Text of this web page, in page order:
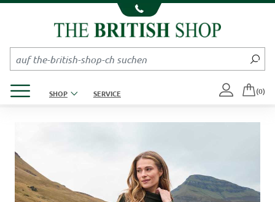
Kompletten Head der Seite überspringen
SHOP SERVICE (0)